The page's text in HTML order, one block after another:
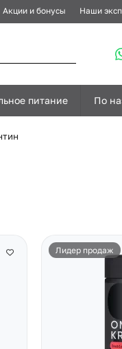
Акции и бонусы Наши
питание По
Лидер продаж